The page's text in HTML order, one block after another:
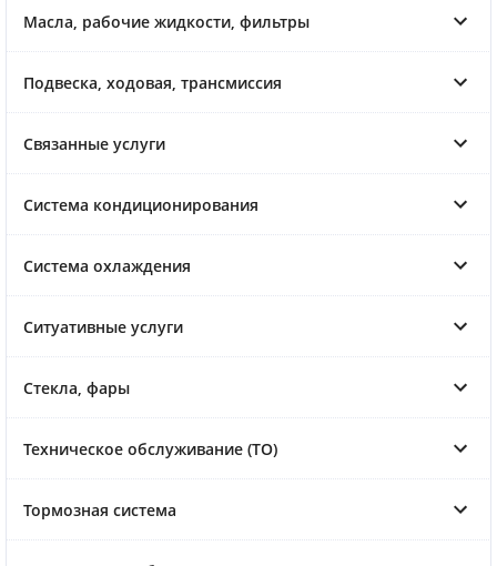
Масла, рабочие жидкости, фильтры
Подвеска, ходовая, трансмиссия
Связанные услуги
Система кондиционирования
Система охлаждения
Ситуативные услуги
Стекла, фары
Техническое обслуживание (ТО)
Тормозная система